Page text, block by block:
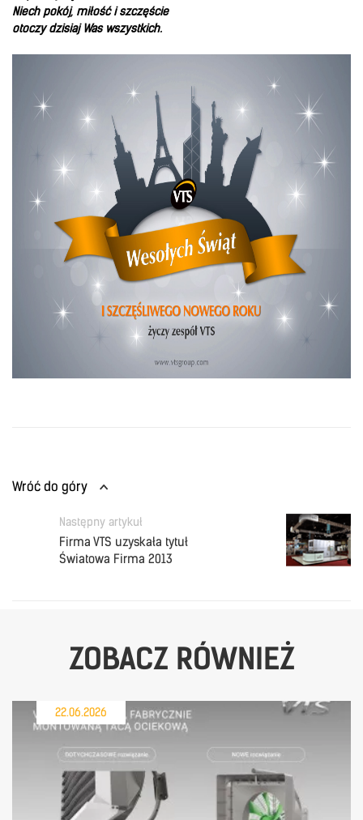
Niech pokój, miłość i szczęście
otoczy dzisiaj Was wszystkich.
Wróć do góry
Następny artykuł
Firma VTS uzyskała tytuł
Światowa Firma 2013
ZOBACZ RÓWNIEŻ
22.06.2026